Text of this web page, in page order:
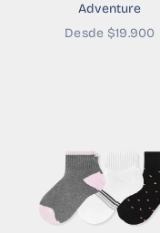
Adventure
Precio de oferta
Desde $19.900